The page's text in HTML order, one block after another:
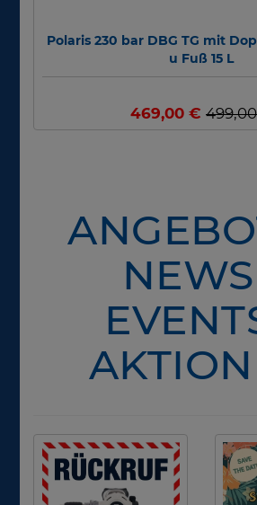
Polaris 230 bar DBG TG mit
u Fuß 15 L
469,00 €